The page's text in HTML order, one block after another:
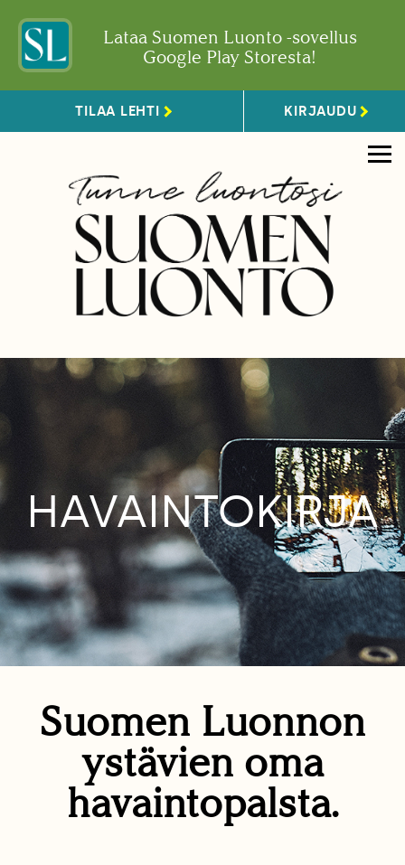
Lataa Suomen Luonto -sovellus
Google Play Storesta!
TILAA LEHTI KIRJAUDU
HAVAINTOKIRJA
Suomen Luonnon
ystävien oma
havaintopalsta.